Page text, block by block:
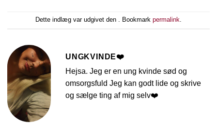
Dette indlæg var udgivet den . Bookmark permalink
UNGKVINDE❤️
Hejsa. Jeg er en ung kvinde sød og
omsorgsfuld Jeg kan godt lide og skrive
og sælge ting af mig selv❤️